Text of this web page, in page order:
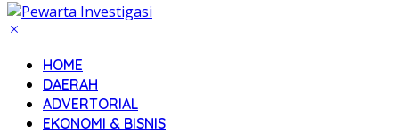
HOME
DAERAH
ADVERTORIAL
EKONOMI & BISNIS